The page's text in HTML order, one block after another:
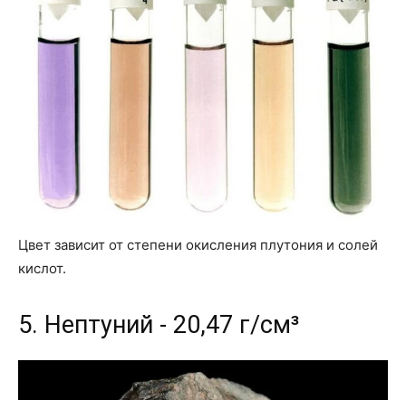
Цвет зависит от степени окисления плутония и солей
кислот.
5. Нептуний - 20,47 г/см³